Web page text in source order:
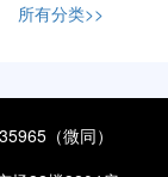
所有分类>>
（微同）